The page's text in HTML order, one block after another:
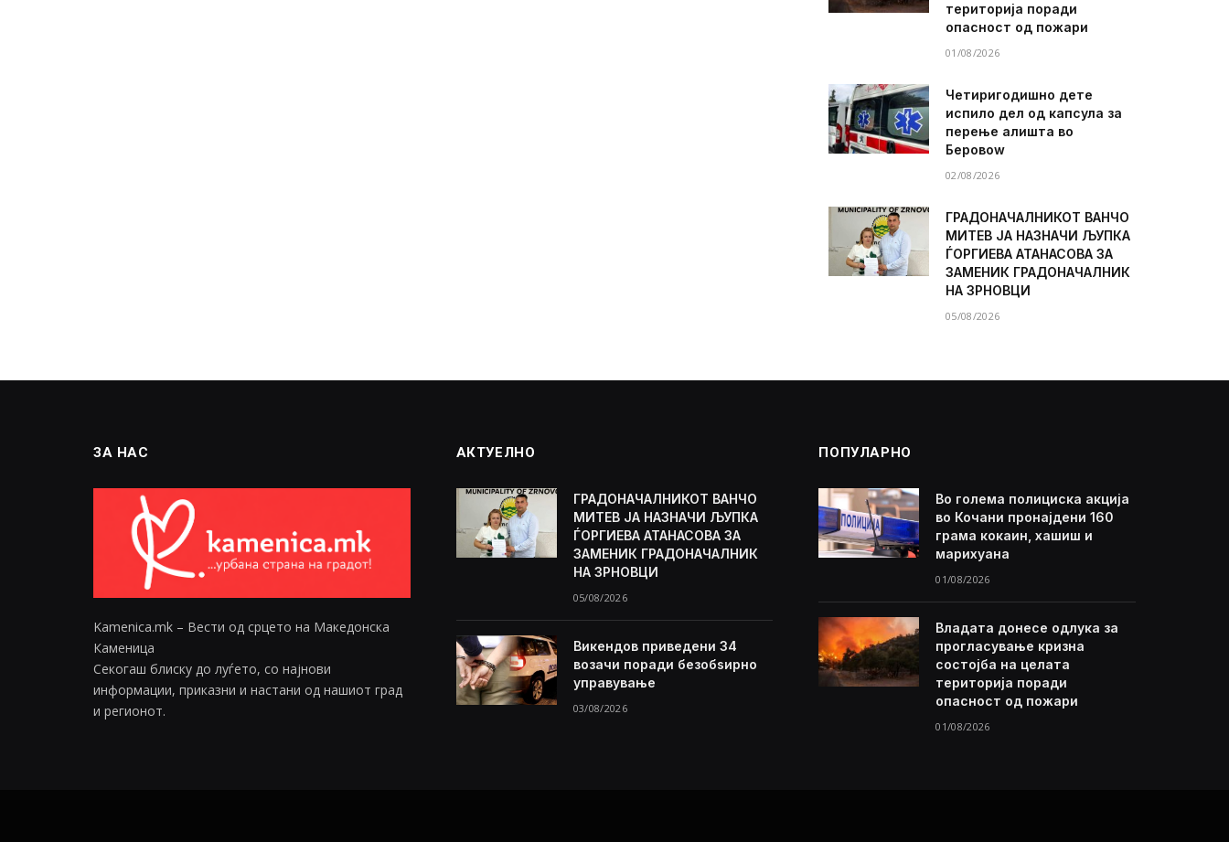
територија поради
опасност од пожари
01/08/2026
Четиригодишно дете
испило дел од капсула за
перење алишта во
Беровоw
02/08/2026
ГРАДОНАЧАЛНИКОТ ВАНЧО
МИТЕВ ЈА НАЗНАЧИ ЉУПКА
ЃОРГИЕВА АТАНАСОВА ЗА
ЗАМЕНИК ГРАДОНАЧАЛНИК
НА ЗРНОВЦИ
05/08/2026
ЗА НАС
Kamenica.mk – Вести од срцето на Македонска
Каменица
Секогаш блиску до луѓето, со најнови
информации, приказни и настани од нашиот град
и регионот.
АКТУЕЛНО
ГРАДОНАЧАЛНИКОТ ВАНЧО
МИТЕВ ЈА НАЗНАЧИ ЉУПКА
ЃОРГИЕВА АТАНАСОВА ЗА
ЗАМЕНИК ГРАДОНАЧАЛНИК
НА ЗРНОВЦИ
05/08/2026
Викендов приведени 34
возачи поради безобѕирно
управување
03/08/2026
ПОПУЛАРНО
Во голема полициска акција
во Кочани пронајдени 160
грама кокаин, хашиш и
марихуана
01/08/2026
Владата донесе одлука за
прогласување кризна
состојба на целата
територија поради
опасност од пожари
01/08/2026